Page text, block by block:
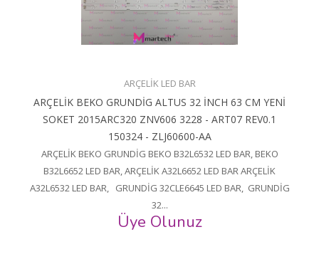
ARÇELİK LED BAR
ARÇELİK BEKO GRUNDİG ALTUS 32 İNCH 63 CM YENİ
SOKET 2015ARC320 ZNV606 3228 - ART07 REV0.1
150324 - ZLJ60600-AA
ARÇELİK BEKO GRUNDİG BEKO B32L6532 LED BAR, BEKO
B32L6652 LED BAR, ARÇELİK A32L6652 LED BAR ARÇELİK
A32L6532 LED BAR, GRUNDİG 32CLE6645 LED BAR, GRUNDİG
32...
Üye Olunuz